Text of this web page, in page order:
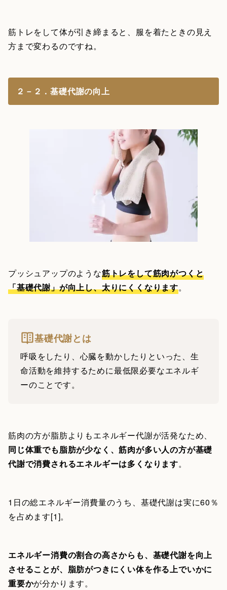
筋トレをして体が引き締まると、服を着たときの見え
方まで変わるのですね。
２－２．基礎代謝の向上
プッシュアップのような筋トレをして筋肉がつくと
「基礎代謝」が向上し、太りにくくなります。
基礎代謝とは
呼吸をしたり、心臓を動かしたりといった、生
命活動を維持するために最低限必要なエネルギ
ーのことです。
筋肉の方が脂肪よりもエネルギー代謝が活発なため、
同じ体重でも脂肪が少なく、筋肉が多い人の方が基礎
代謝で消費されるエネルギーは多くなります。
1日の総エネルギー消費量のうち、基礎代謝は実に60％
を占めます[1]。
エネルギー消費の割合の高さからも、基礎代謝を向上
させることが、脂肪がつきにくい体を作る上でいかに
重要かが分かります。